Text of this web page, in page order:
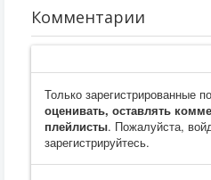
Комментарии
Только зарегистрированные
оценивать, оставлять
плейлисты. Пожалуйста,
зарегистрируйтесь.